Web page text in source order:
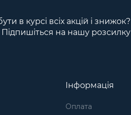
в курсі всіх акцій і знижок?
Підпишіться на нашу розсилку
Інформація
Оплата